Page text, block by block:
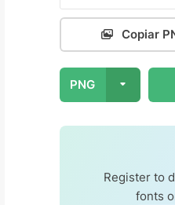
Copiar
PNG
Register to
fonts